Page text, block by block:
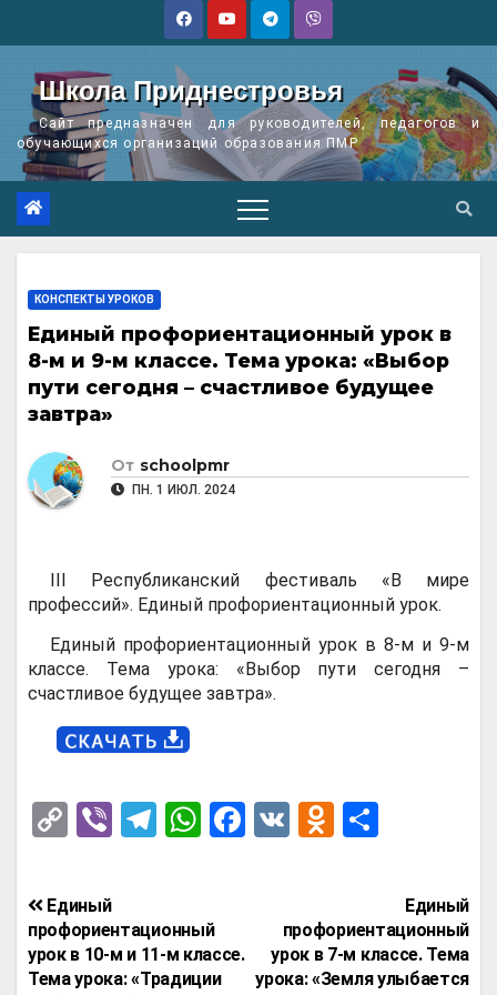
Школа Приднестровья
Сайт предназначен для руководителей, педагогов и
обучающихся организаций образования ПМР
КОНСПЕКТЫ УРОКОВ
Единый профориентационный урок в
8-м и 9-м классе. Тема урока: «Выбор
пути сегодня – счастливое будущее
завтра»
От schoolpmr
ПН. 1 ИЮЛ. 2024
III Республиканский фестиваль «В мире
профессий». Единый профориентационный урок.
Единый профориентационный урок в 8-м и 9-м
классе. Тема урока: «Выбор пути сегодня –
счастливое будущее завтра».
C
py
Li
n
Vi
T
gr
a
W
s
A
F
V
O
o
kl
р
а
Навигация
по
записям
Единый
профориентационный
урок в 7-м классе. Тема
урока: «Земля улыбается
Единый
профориентационный
урок в 10-м и 11-м классе.
Тема урока: «Традиции